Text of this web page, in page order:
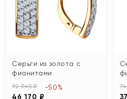
Серьги из золота с
фианитами
92 340 ₽
46 170 ₽
-50%